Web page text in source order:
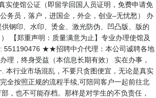
实使馆公证（即留学回国人员证明，免费申请免
务员，落户，进国企，外企，创业–无忧愁） 办
钢印、水印、烫金、激光防伪、凹凸版、版的
【郑重声明：质量满意为止】专业办理使馆及
: 551190476 ★★招聘中介代理：本公司诚聘各地
，终身受益（本信息长期有效） 实在办事，
行业市场混乱，不要只贪图便宜，无论是真实
按照正规的流程手续,可陪同客户一起前往北
，也不可能存档。那样是对学生的不负责任，